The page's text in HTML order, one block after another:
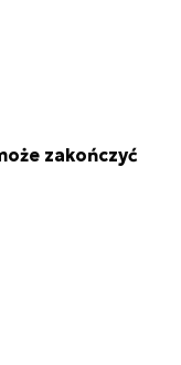
zakończyć